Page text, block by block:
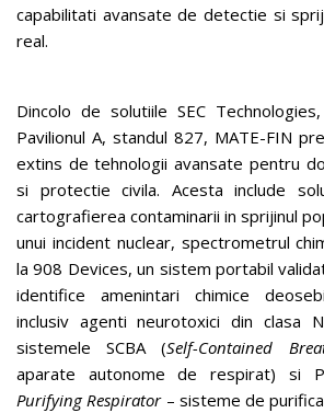
capabilitati avansate de detectie si
real.
Dincolo de solutiile SEC
Pavilionul A, standul 827, MATE-FIN
extins de tehnologii avansate pentru
si protectie civila. Acesta include
cartografierea contaminarii in sprijinul
unui incident nuclear, spectrometrul
la 908 Devices, un sistem portabil
identifice amenintari chimice
inclusiv agenti neurotoxici din clasa
sistemele SCBA (Self-Contained
aparate autonome de respirat) si
Purifying Respirator– sisteme de